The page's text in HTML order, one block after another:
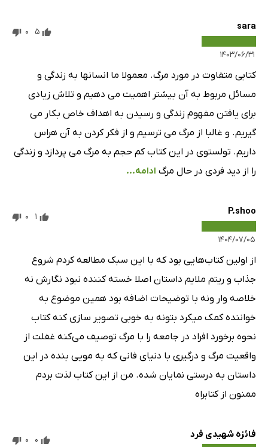
sara
۱۴۰۳/۰۶/۳۱
5
0
کتابی متفاوت در مورد مرگ. معمولا ما انسانها به زندگی و
مسائل مربوط به آن بیشتر اهمیت می دهیم و تلاش زیادی
برای یافتن مفهوم زندگی و رسیدن به اهداف خاص بکار می
گیریم. و غالبا از مرگ می ترسیم و از فکر کردن به آن هراس
داریم. تولستوی در این کتاب کم حجم به مرگ می پردازد و زندگی
را از دید فردی در حال مرگ ادامه...
P.shoo
۱۴۰۴/۰۷/۰۵
1
0
از اولین کتاب‌هایی بود که با این سبک مطالعه کردم شروع
جذاب و ریتم ملایم داستان اصلا خسته کننده نبود نگارش نه
خلاصه وار ونه با توضیحات اضافه بود همین موضوع به
خواننده کمک میکرد بتونه به خوبی تصویر سازی کنه کتاب
نحوه برخورد افراد در جامعه را با مرگ توصیف می‌کنه غفلت از
واقعیت مرگ و درگیری با دنیای فانی که به مویی بنده در این
داستان به درستی نمایان شده. من از این کتاب لذت بردم
ممنون از کتابراه
فائزه شهیدی فرد 0
0